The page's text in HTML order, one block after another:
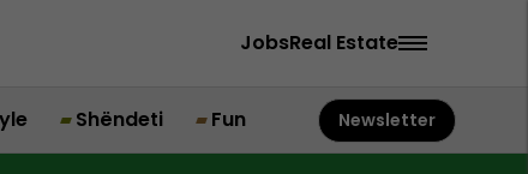
JobsReal Estate
Shëndeti Fun Newsletter